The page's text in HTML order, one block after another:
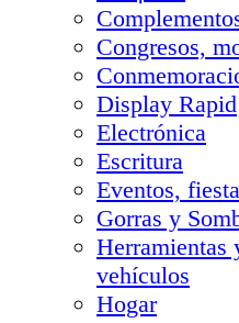
Congresos,
Display Rapid
Electrónica
Escritura
Eventos,
Gorras y
Herramientas
vehículos
Hogar